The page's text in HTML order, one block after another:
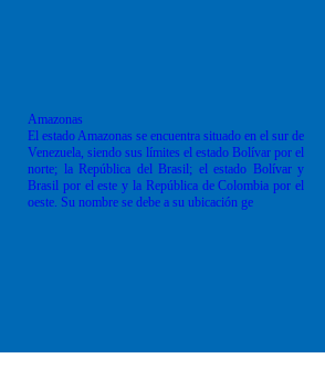
Amazonas
El estado Amazonas se encuentra situado en el sur de
Venezuela, siendo sus límites el estado Bolívar por el
norte; la República del Brasil; el estado Bolívar y
Brasil por el este y la República de Colombia por el
oeste. Su nombre se debe a su ubicación ge